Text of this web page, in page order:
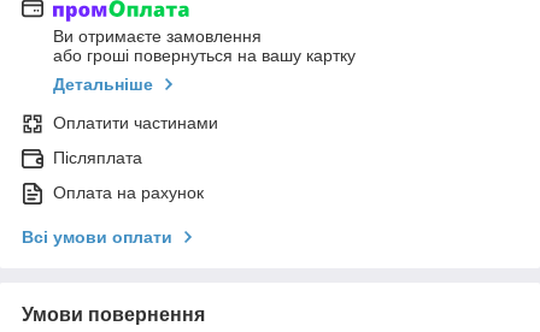
Ви отримаєте замовлення
або гроші повернуться на вашу картку
Детальніше
Оплатити частинами
Післяплата
Оплата на рахунок
Всі умови оплати
Умови повернення